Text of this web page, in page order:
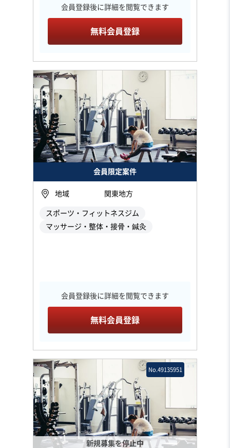
会員登録後に詳細を閲覧できます
無料会員登録
会員限定案件
地域 関東地方
スポーツ・フィットネスジム
マッサージ・整体・接骨・鍼灸
会員登録後に詳細を閲覧できます
無料会員登録
新規募集を停止中
No.49135951